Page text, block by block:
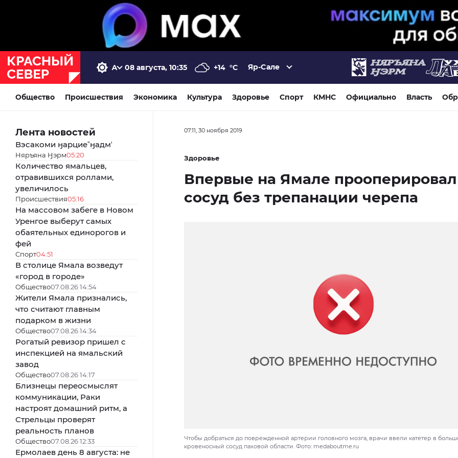
08 августа, 10:35 +14 °C Яр-Сале
Общество Происшествия Экономика Культура Здоровье Спорт КМНС Официально Власть
Лента новостей
Вэсакоми ӈарциеˮӈадмʼ
Няръяна Ӈэрм05:20
Количество ямальцев,
отравившихся роллами,
увеличилось
Происшествия05:16
На массовом забеге в Новом
Уренгое выберут самых
обаятельных единорогов и
фей
Спорт04:51
В столице Ямала возведут
«город в городе»
Общество07.08.26 14:54
Жители Ямала признались,
что считают главным
подарком в жизни
Общество07.08.26 14:34
Рогатый ревизор пришел с
инспекцией на ямальский
завод
Общество07.08.26 14:17
Близнецы переосмыслят
коммуникации, Раки
настроят домашний ритм, а
Стрельцы проверят
реальность планов
Общество07.08.26 12:33
Ермолаев день 8 августа: не
07:11, 30 ноября 2019
Здоровье
Впервые на Ямале
сосуд без трепанации черепа
Чтобы добраться до поврежденной артерии головного мозга, врачи ввели катетер в
кровеносный сосуд паховой области. Фото: medaboutme.ru